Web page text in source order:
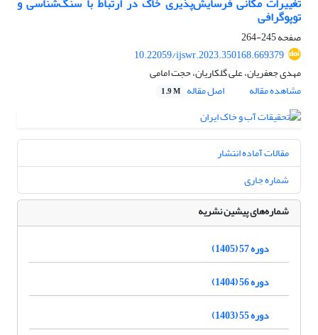
توپوگرافی
صفحه245-264
10.22059/ijswr.2023.350168.669379
مهدی جعفریان، علی گلکاریان، حجت امامی
مشاهده مقاله
اصل مقاله 1.9 M
مقالات آماده انتشار
شماره جاری
شماره‌های پیشین نشریه
دوره 57 (1405)
دوره 56 (1404)
دوره 55 (1403)